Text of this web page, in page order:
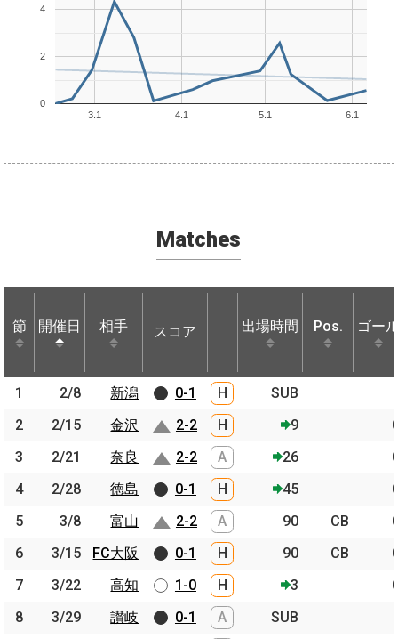
3.1 4.1 5.1 6.1
0
2
4
Matches
節 開催日 相手 スコア 出場時間 Pos. ゴー
節 開催日 相手 スコア 出場時間
1 2/8 新潟 0-1 H
SUB
2
2/15 金沢 2-2 H 9
3
2/21 奈良 2-2 A 26
4
2/28 徳島 0-1 H 45
5
3/8 富山 2-2 A 90 CB
6
3/15 FC大阪 0-1 H 90 CB
7
3/22 高知 1-0 H 3
8
3/29 讃岐 0-1 A SUB
節 開催日 相手
1 2/8
新潟
2
2/15
金沢
3
2/21
奈良
4
2/28
徳島
5
3/8
富山
6
3/15
FC大阪
7
3/22
高知
8
3/29 讃岐